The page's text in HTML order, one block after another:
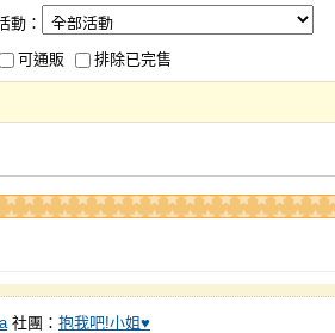
動：
可通販 排除已完售
社團： 抱我吧!小姐♥